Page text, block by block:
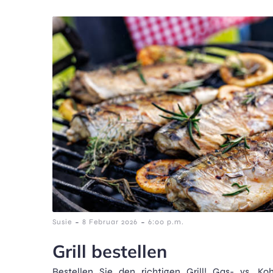
Susie - 8 Februar 2026 - 6:00 p.m.
Grill bestellen